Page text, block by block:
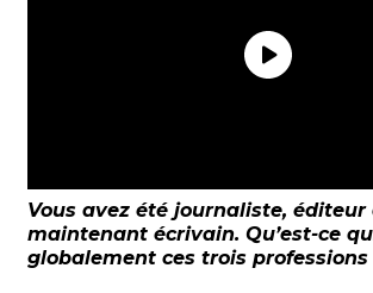
Vous avez été journaliste, éditeur
maintenant écrivain. Qu’est-ce
globalement ces trois professions